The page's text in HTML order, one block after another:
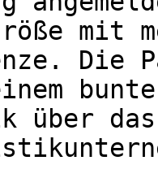
Die
über